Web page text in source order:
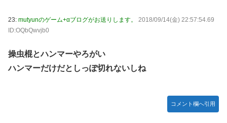
23: mutyunのゲーム+αブログがお送りします。
2018/09/14(金) 22:57:54.69
ID:OQbQwvjb0
操虫棍とハンマーやろがい
ハンマーだけだとしっぽ切れないしね
コメント欄へ引用